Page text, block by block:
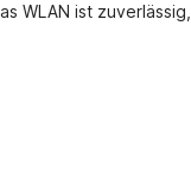
WLAN ist